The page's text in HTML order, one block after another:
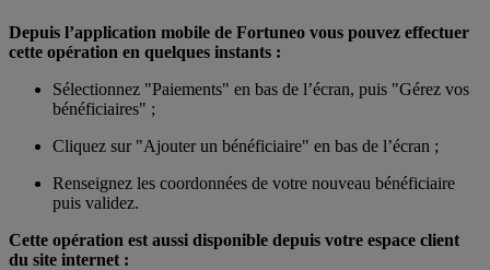
Depuis l’application mobile de Fortuneo vous pouvez effectuer
cette opération en quelques instants :
Sélectionnez "Paiements" en bas de l’écran, puis "Gérez vos
bénéficiaires" ;
Cliquez sur "Ajouter un bénéficiaire" en bas de l’écran ;
Renseignez les coordonnées de votre nouveau bénéficiaire
puis validez.
Cette opération est aussi disponible depuis votre espace client
du site internet :